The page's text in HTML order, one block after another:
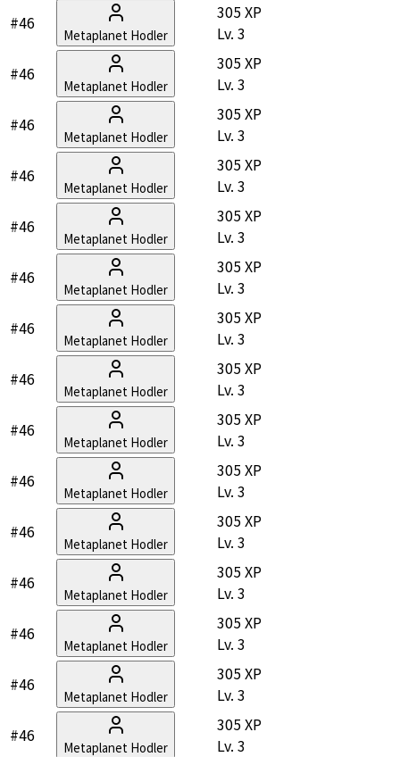
#46
Metaplanet Hodler
305 XP
Lv. 3
#46
Metaplanet Hodler
305 XP
Lv. 3
#46
Metaplanet Hodler
305 XP
Lv. 3
#46
Metaplanet Hodler
305 XP
Lv. 3
#46
Metaplanet Hodler
305 XP
Lv. 3
#46
Metaplanet Hodler
305 XP
Lv. 3
#46
Metaplanet Hodler
305 XP
Lv. 3
#46
Metaplanet Hodler
305 XP
Lv. 3
#46
Metaplanet Hodler
305 XP
Lv. 3
#46
Metaplanet Hodler
305 XP
Lv. 3
#46
Metaplanet Hodler
305 XP
Lv. 3
#46
Metaplanet Hodler
305 XP
Lv. 3
#46
Metaplanet Hodler
305 XP
Lv. 3
#46
Metaplanet Hodler
305 XP
Lv. 3
#46
Metaplanet Hodler
305 XP
Lv. 3